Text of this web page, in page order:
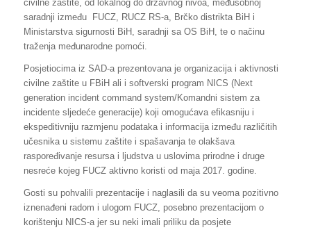
civilne zaštite, od lokalnog do državnog nivoa, međusobnoj
saradnji između FUCZ, RUCZ RS-a, Brčko distrikta BiH i
Ministarstva sigurnosti BiH, saradnji sa OS BiH, te o načinu
traženja međunarodne pomoći.
Posjetiocima iz SAD-a prezentovana je organizacija i aktivnosti
civilne zaštite u FBiH ali i softverski program NICS (Next
generation incident command system/Komandni sistem za
incidente sljedeće generacije) koji omogućava efikasniju i
ekspeditivniju razmjenu podataka i informacija između različitih
učesnika u sistemu zaštite i spašavanja te olakšava
raspoređivanje resursa i ljudstva u uslovima prirodne i druge
nesreće kojeg FUCZ aktivno koristi od maja 2017. godine.
Gosti su pohvalili prezentacije i naglasili da su veoma pozitivno
iznenađeni radom i ulogom FUCZ, posebno prezentacijom o
korištenju NICS-a jer su neki imali priliku da posjete